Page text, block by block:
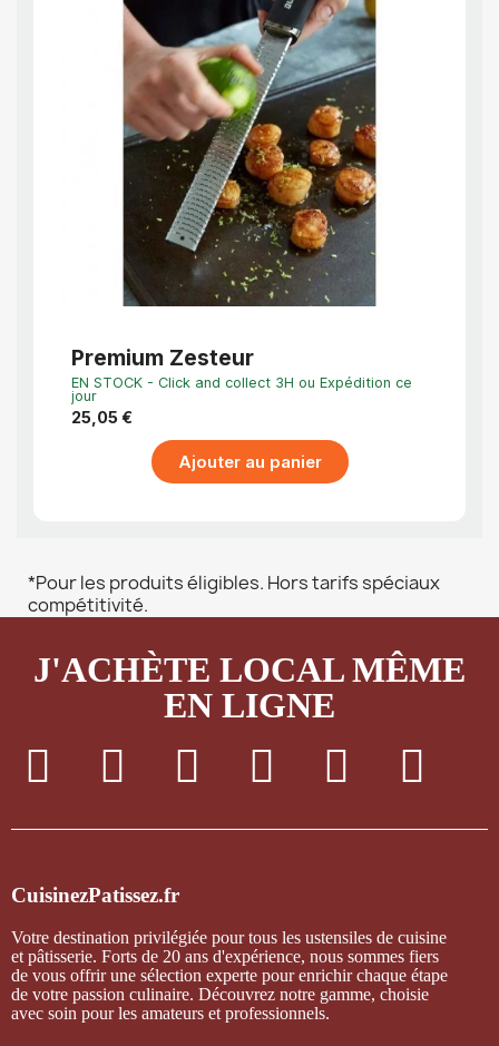
APERÇU RAPIDE
Premium Zesteur
EN STOCK - Click and collect 3H ou Expédition ce
jour
25,05 €
Ajouter au panier
*Pour les produits éligibles. Hors tarifs spéciaux
compétitivité.
J'ACHÈTE LOCAL MÊME
EN LIGNE
CuisinezPatissez.fr
Votre destination privilégiée pour tous les ustensiles de cuisine
et pâtisserie. Forts de 20 ans d'expérience, nous sommes fiers
de vous offrir une sélection experte pour enrichir chaque étape
de votre passion culinaire. Découvrez notre gamme, choisie
avec soin pour les amateurs et professionnels.